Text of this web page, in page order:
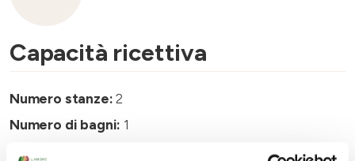
Capacità ricettiva
Numero stanze:2
Numero di bagni: 1